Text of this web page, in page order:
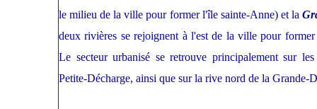
le milieu de la ville pour former l'île sainte-Anne) et la
deux rivières se rejoignent à l'est de la ville pour
Le secteur urbanisé se retrouve principalement sur
Petite-Décharge, ainsi que sur la rive nord de la Grande-